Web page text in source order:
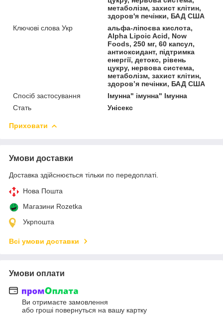
метаболізм, захист клітин,
здоров'я печінки, БАД США
Ключові слова Укр
альфа-ліпоєва кислота,
Alpha Lipoic Acid, Now
Foods, 250 мг, 60 капсул,
антиоксидант, підтримка
енергії, детокс, рівень
цукру, нервова система,
метаболізм, захист клітин,
здоров’я печінки, БАД США
Спосіб застосування
Імунна" імунна" Імунна
Стать
Унісекс
Приховати
Умови доставки
Доставка здійснюється тільки по передоплаті.
Нова Пошта
Магазини Rozetka
Укрпошта
Всі умови доставки
Умови оплати
Ви отримаєте замовлення
або гроші повернуться на вашу картку